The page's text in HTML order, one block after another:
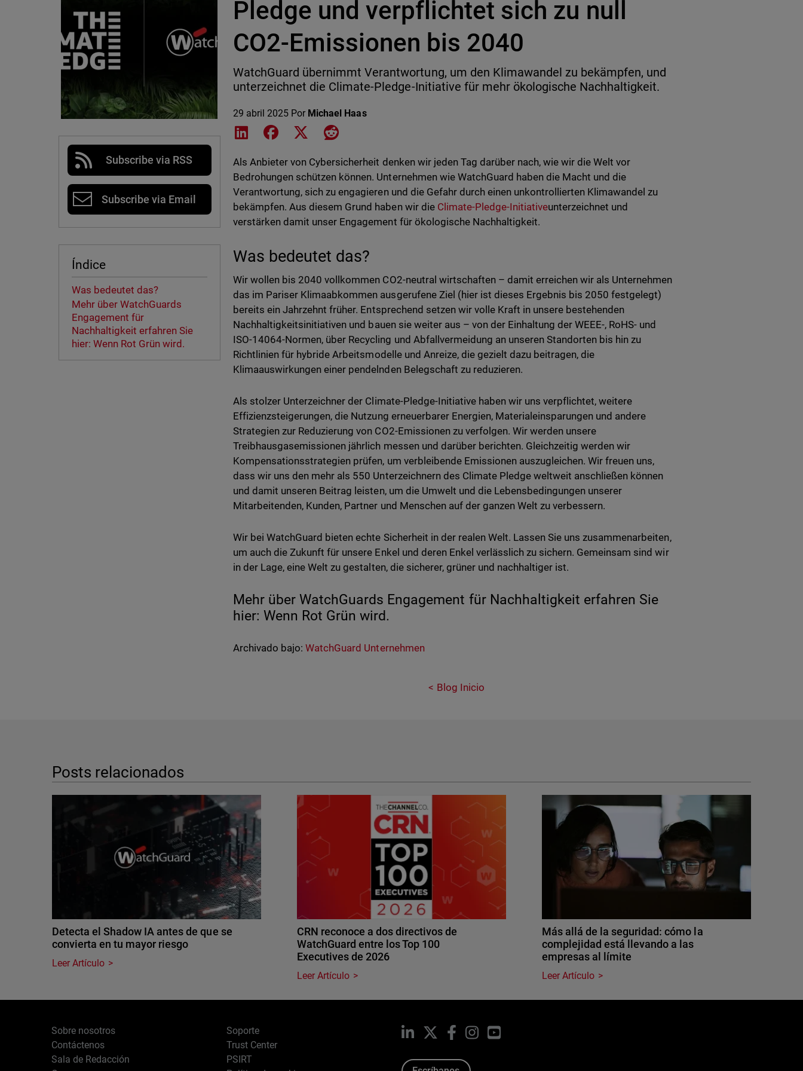
Subscribe via RSS
Subscribe via Email
Índice
Was bedeutet das?
Mehr über WatchGuards
Engagement für
Nachhaltigkeit erfahren Sie
hier: Wenn Rot Grün wird.
Pledge und verpflichtet sich zu null
CO2-Emissionen bis 2040
WatchGuard übernimmt Verantwortung, um den Klimawandel zu bekämpfen, und
unterzeichnet die Climate-Pledge-Initiative für mehr ökologische Nachhaltigkeit.
29 abril 2025 Por Michael Haas
Share on LinkedIn
Share on Facebook
Share on XShare on Reddit
Als Anbieter von Cybersicherheit denken wir jeden Tag darüber nach, wie wir die Welt vor
Bedrohungen schützen können. Unternehmen wie WatchGuard haben die Macht und die
Verantwortung, sich zu engagieren und die Gefahr durch einen unkontrollierten Klimawandel zu
bekämpfen. Aus diesem Grund haben wir die Climate-Pledge-Initiativeunterzeichnet und
verstärken damit unser Engagement für ökologische Nachhaltigkeit.
Was bedeutet das?
Wir wollen bis 2040 vollkommen CO2-neutral wirtschaften – damit erreichen wir als Unternehmen
das im Pariser Klimaabkommen ausgerufene Ziel (hier ist dieses Ergebnis bis 2050 festgelegt)
bereits ein Jahrzehnt früher. Entsprechend setzen wir volle Kraft in unsere bestehenden
Nachhaltigkeitsinitiativen und bauen sie weiter aus – von der Einhaltung der WEEE-, RoHS- und
ISO-14064-Normen, über Recycling und Abfallvermeidung an unseren Standorten bis hin zu
Richtlinien für hybride Arbeitsmodelle und Anreize, die gezielt dazu beitragen, die
Klimaauswirkungen einer pendelnden Belegschaft zu reduzieren.
Als stolzer Unterzeichner der Climate-Pledge-Initiative haben wir uns verpflichtet, weitere
Effizienzsteigerungen, die Nutzung erneuerbarer Energien, Materialeinsparungen und andere
Strategien zur Reduzierung von CO2-Emissionen zu verfolgen. Wir werden unsere
Treibhausgasemissionen jährlich messen und darüber berichten. Gleichzeitig werden wir
Kompensationsstrategien prüfen, um verbleibende Emissionen auszugleichen. Wir freuen uns,
dass wir uns den mehr als 550 Unterzeichnern des Climate Pledge weltweit anschließen können
und damit unseren Beitrag leisten, um die Umwelt und die Lebensbedingungen unserer
Mitarbeitenden, Kunden, Partner und Menschen auf der ganzen Welt zu verbessern.
Wir bei WatchGuard bieten echte Sicherheit in der realen Welt. Lassen Sie uns zusammenarbeiten,
um auch die Zukunft für unsere Enkel und deren Enkel verlässlich zu sichern. Gemeinsam sind wir
in der Lage, eine Welt zu gestalten, die sicherer, grüner und nachhaltiger ist.
Mehr über WatchGuards Engagement für Nachhaltigkeit erfahren Sie
hier: Wenn Rot Grün wird.
Archivado bajo: WatchGuard Unternehmen
Blog Inicio
Posts relacionados
Detecta el Shadow IA antes de que se
convierta en tu mayor riesgo
Leer Artículo
CRN reconoce a dos directivos de
WatchGuard entre los Top 100
Executives de 2026
Leer Artículo
Más allá de la seguridad: cómo la
complejidad está llevando a las
empresas al límite
Leer Artículo
Sobre nosotros
Contáctenos
Sala de Redacción
Soporte
Trust Center
PSIRT
LinkedIn Facebook
InstagramYouTube